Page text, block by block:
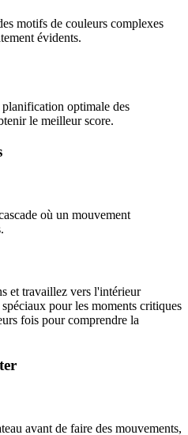
motifs de couleurs complexes
évidents.
planification optimale des
le meilleur score.
où un mouvement
et travaillez vers l'intérieur
pour les moments critiques
fois pour comprendre la
avant de faire des mouvements,